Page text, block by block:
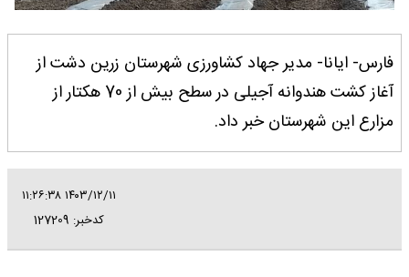
فارس- ایانا- مدیر جهاد کشاورزی شهرستان زرین دشت از
آغاز کشت هندوانه آجیلی در سطح بیش از 70 هکتار از
مزارع این شهرستان خبر داد.
۱۴۰۳/۱۲/۱۱ ۱۱:۲۶:۳۸
کدخبر: 127209